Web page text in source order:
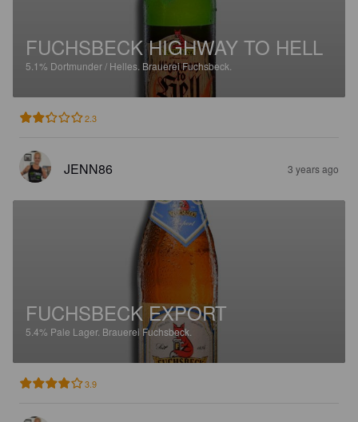
FUCHSBECK HIGHWAY TO HELL
5.1% Dortmunder / Helles. Brauerei Fuchsbeck.
2.3
JENN86 3 years ago
FUCHSBECK EXPORT
5.4% Pale Lager. Brauerei Fuchsbeck.
3.9